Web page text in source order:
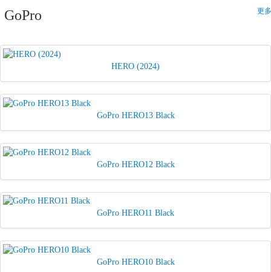
GoPro 更
HERO (2024)
GoPro HERO13 Black
GoPro HERO12 Black
GoPro HERO11 Black
GoPro HERO10 Black